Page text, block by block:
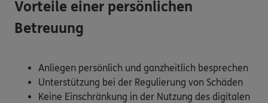
Vorteile einer persönlichen
Betreuung
Anliegen persönlich und ganzheitlich besprechen
Unterstützung bei der Regulierung von Schäden
Keine Einschränkung in der Nutzung des digitalen